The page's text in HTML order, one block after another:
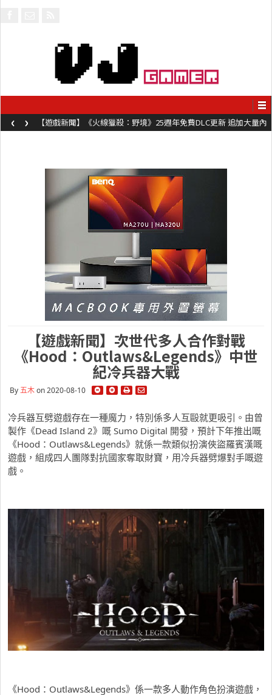
【遊戲新聞】《火線獵殺：野境》25週年免費DLC更新 追加大量內
容同時系舊作限時超平價折扣
‹ ›
【遊戲新聞】次世代多人合作對戰
《Hood：Outlaws&Legends》中世
紀冷兵器大戰
By五木on 2020-08-10
冷兵器互劈遊戲存在一種魔力，特別係多人互毆就更吸引。由曾
製作《Dead Island 2》嘅 Sumo Digital 開發，預計下年推出嘅
《Hood：Outlaws&Legends》就係一款類似扮演俠盜羅賓漢嘅
遊戲，組成四人團隊對抗國家奪取財寶，用冷兵器劈爆對手嘅遊
戲。
《Hood：Outlaws&Legends》係一款多人動作角色扮演遊戲，